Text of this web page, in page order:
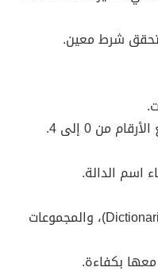
تحقق شرط معين.
اسم الدالة.
مثل القوائم (Lists)، القواميس (Dictionaries)، والمجموعات
بكفاءة.